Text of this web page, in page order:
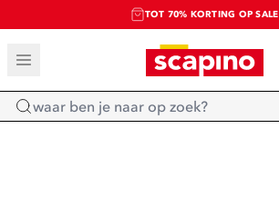
TOT 70% KORTING OP SALE
SALE: LAATSTE KANS!
SHOP NIEUW
Home